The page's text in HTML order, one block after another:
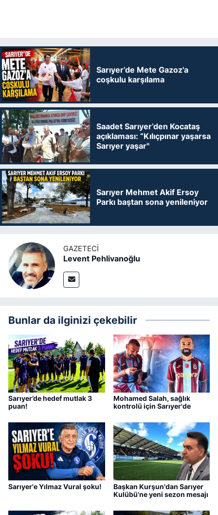
Sarıyer’de Mete Gazoz'a
coşkulu karşılama
Saadet Sarıyer’den Kocataş
açıklaması: “Kılıçpınar yaşarsa
Sarıyer yaşar"
Sarıyer Mehmet Akif Ersoy
Parkı baştan sona yenileniyor
GAZETECI
Levent Pehlivanoğlu
Bunlar da ilginizi çekebilir
Sarıyer’de hedef mutlak 3
puan!
Mohamed Salah, sağlık
kontrolü için Sarıyer'de
Sarıyer'e Yılmaz Vural şoku!
Başkan Kurşun'dan Sarıyer
Kulübü'ne yeni sezon mesajı